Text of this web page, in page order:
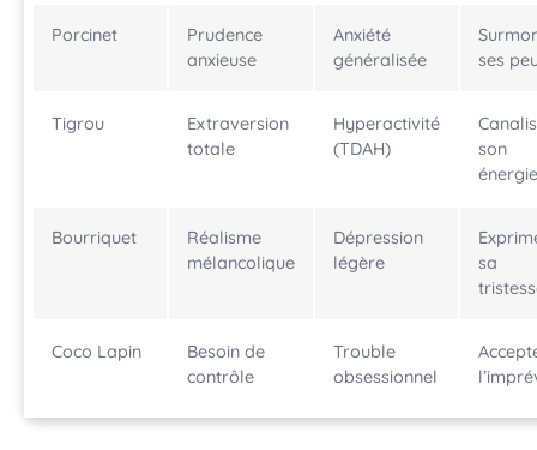
Porcinet
Prudence
anxieuse
Anxiété
généralisée
ses
Tigrou
Extraversion
totale
Hyperactivité
(TDAH)
son
énergie
Bourriquet
Réalisme
mélancolique
Dépression
légère
sa
Coco Lapin
Besoin de
contrôle
Trouble
obsessionnel